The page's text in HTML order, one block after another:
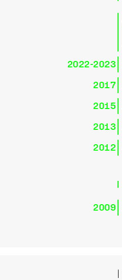
2022-2023
2017
2015
2013
2012
2009